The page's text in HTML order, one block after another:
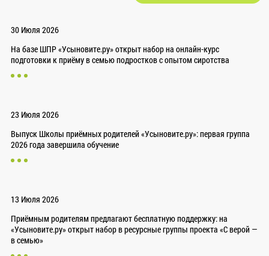
30 Июля 2026
На базе ШПР «Усыновите.ру» открыт набор на онлайн-курс
подготовки к приёму в семью подростков с опытом сиротства
23 Июля 2026
Выпуск Школы приёмных родителей «Усыновите.ру»: первая группа
2026 года завершила обучение
13 Июля 2026
Приёмным родителям предлагают бесплатную поддержку: на
«Усыновите.ру» открыт набор в ресурсные группы проекта «С верой —
в семью»